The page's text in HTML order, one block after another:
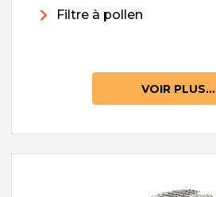
Filtre à pollen
VOIR PLUS...